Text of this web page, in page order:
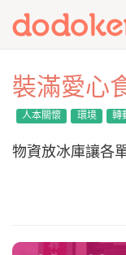
裝滿愛心
人本關懷 環境 轉
物資放冰庫讓各